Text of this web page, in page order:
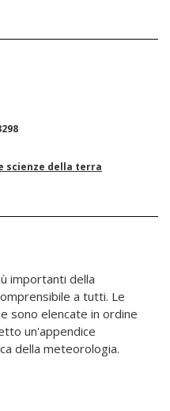
scienze della terra
importanti della
a tutti. Le
sono elencate in ordine
un'appendice
della meteorologia.